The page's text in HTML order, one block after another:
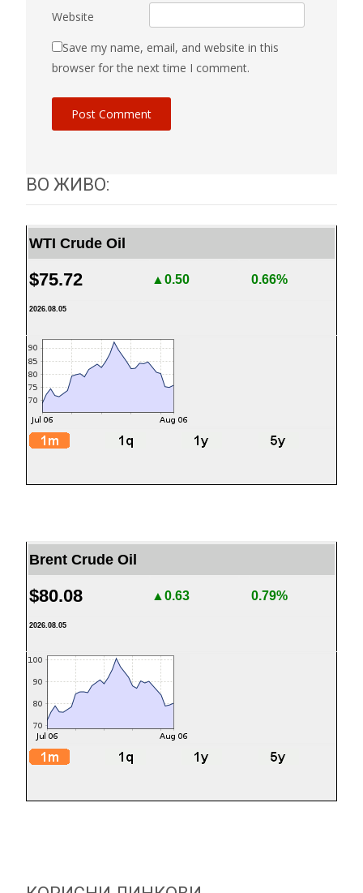
Website
Save my name, email, and website in this
browser for the next time I comment.
ВО ЖИВО:
WTI Crude Oil
$75.72 ▲0.50 0.66%
2026.08.05
Brent Crude Oil
$80.08 ▲0.63 0.79%
2026.08.05